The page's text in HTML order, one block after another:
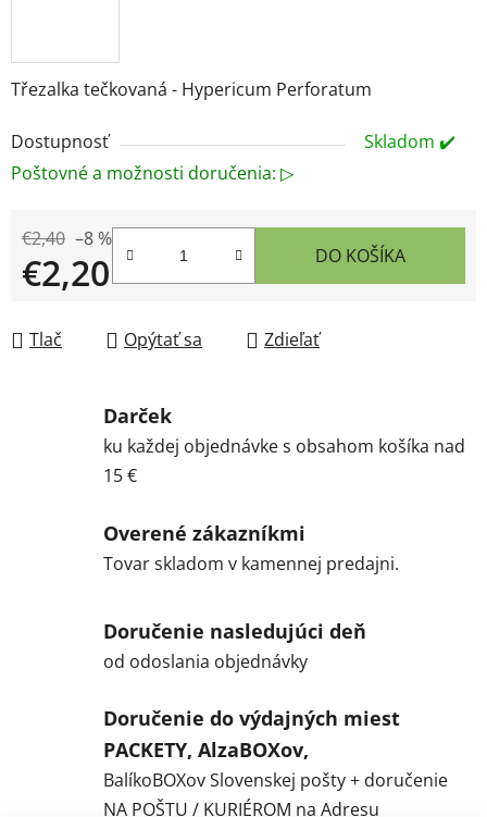
Třezalka tečkovaná - Hypericum Perforatum
Dostupnosť
Skladom ✔️
Poštovné a možnosti doručenia: ▷
€2,40 –8 %
€2,20 DO KOŠÍKA
Tlač Opýtať sa Zdieľať
Darček
ku každej objednávke s obsahom košíka nad
15 €
Overené zákazníkmi
Tovar skladom v kamennej predajni.
Doručenie nasledujúci deň
od odoslania objednávky
Doručenie do výdajných miest
PACKETY, AlzaBOXov,
BalíkoBOXov Slovenskej pošty + doručenie
NA POŠTU / KURIÉROM na Adresu